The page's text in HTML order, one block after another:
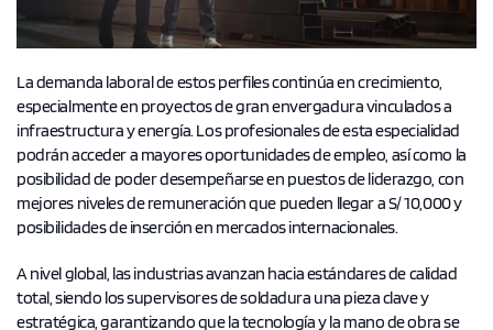
La demanda laboral de estos perfiles continúa en crecimiento,
especialmente en proyectos de gran envergadura vinculados a
infraestructura y energía. Los profesionales de esta especialidad
podrán acceder a mayores oportunidades de empleo, así como la
posibilidad de poder desempeñarse en puestos de liderazgo, con
mejores niveles de remuneración que pueden llegar a S/ 10,000 y
posibilidades de inserción en mercados internacionales.
A nivel global, las industrias avanzan hacia estándares de calidad
total, siendo los supervisores de soldadura una pieza clave y
estratégica, garantizando que la tecnología y la mano de obra se